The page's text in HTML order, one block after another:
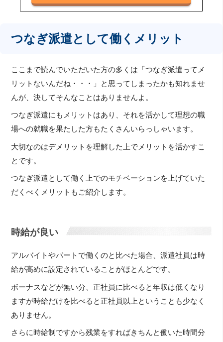
つなぎ派遣として働くメリット
ここまで読んでいただいた方の多くは「つなぎ派遣ってメ
リットないんだね・・・」と思ってしまったかも知れませ
んが、決してそんなことはありませんよ。
つなぎ派遣にもメリットはあり、それを活かして理想の職
場への就職を果たした方もたくさんいらっしゃいます。
大切なのはデメリットを理解した上でメリットを活かすこ
とです。
つなぎ派遣として働く上でのモチベーションを上げていた
だくべくメリットもご紹介します。
時給が良い
アルバイトやパートで働くのと比べた場合、派遣社員は時
給が高めに設定されていることがほとんどです。
ボーナスなどが無い分、正社員に比べると年収は低くなり
ますが時給だけを比べると正社員以上ということも少なく
ありません。
さらに時給制ですから残業をすればきちんと働いた時間分